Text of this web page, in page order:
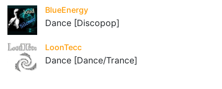
BlueEnergy
Dance [Discopop]
LoonTecc
Dance [Dance/Trance]